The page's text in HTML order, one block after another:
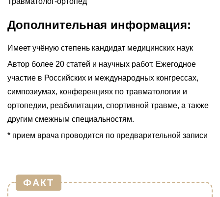
Дополнительная информация:
Имеет учёную степень кандидат медицинских наук
Автор более 20 статей и научных работ. Ежегодное
участие в Российских и международных конгрессах,
симпозиумах, конференциях по травматологии и
ортопедии, реабилитации, спортивной травме, а также
другим смежным специальностям.
* прием врача проводится по предварительной записи
ФАКТ